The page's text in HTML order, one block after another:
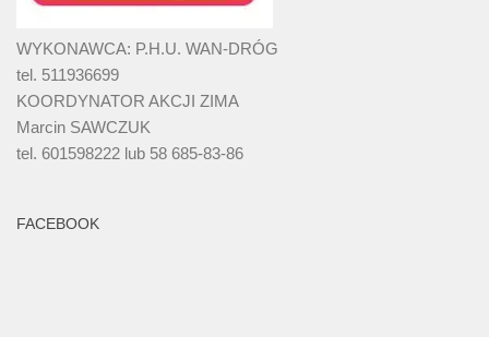
WYKONAWCA: P.H.U. WAN-DRÓG
tel. 511936699
KOORDYNATOR AKCJI ZIMA
Marcin SAWCZUK
tel. 601598222 lub 58 685-83-86
FACEBOOK